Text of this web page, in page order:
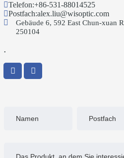
Telefon:+86-531-88014525
Postfach:alex.liu@wisoptic.com
Gebäude 6, 592 East Chun-xuan
250104
.